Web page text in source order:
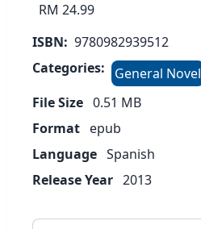
RM 24.99
ISBN: 9780982939512
Categories:
General Novel
File Size 0.51 MB
Format epub
Language Spanish
Release Year 2013